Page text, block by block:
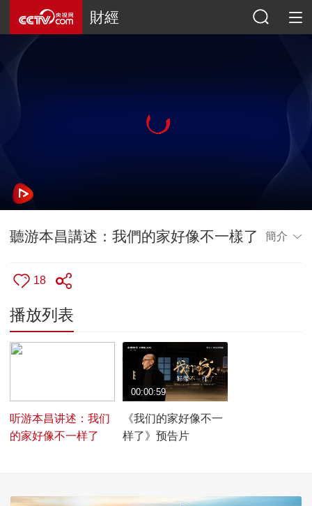
財經
聽游本昌講述：我們的家好像不一樣了 簡介
18
播放列表
听游本昌讲述：我们
的家好像不一样了
《我们的家好像不一
样了》预告片
00:00:59